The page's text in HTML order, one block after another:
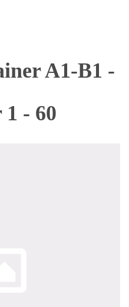
A1-B1 -
- 60